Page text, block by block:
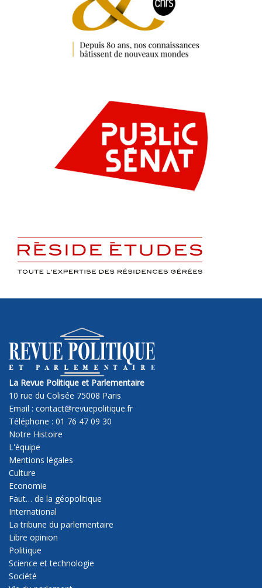
La Revue Politique et Parlementaire
10 rue du Colisée 75008 Paris
Email : contact@revuepolitique.fr
Téléphone : 01 76 47 09 30
Notre Histoire
L'équipe
Mentions légales
Culture
Economie
Faut… de la géopolitique
International
La tribune du parlementaire
Libre opinion
Politique
Science et technologie
Société